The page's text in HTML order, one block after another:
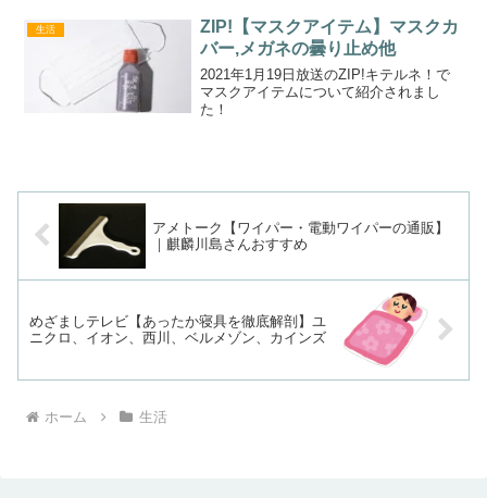
掲載されているマンホールカレンダーで
す。卓上...
生活
ZIP!【マスクアイテム】マスクカ
バー,メガネの曇り止め他
2021年1月19日放送のZIP!キテルネ！で
マスクアイテムについて紹介されまし
た！
アメトーク【ワイパー・電動ワイパーの通販】
｜麒麟川島さんおすすめ
めざましテレビ【あったか寝具を徹底解剖】ユ
ニクロ、イオン、西川、ベルメゾン、カインズ
ホーム 生活